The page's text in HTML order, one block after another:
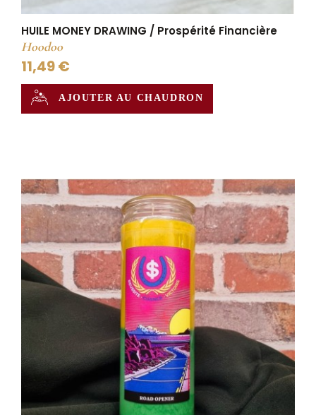
HUILE MONEY DRAWING / Prospérité Financière
Hoodoo
11,49 €
AJOUTER AU CHAUDRON